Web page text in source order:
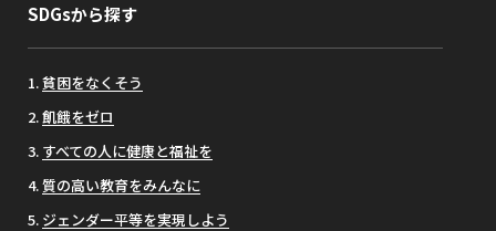
SDGsから探す
貧困をなくそう
飢餓をゼロ
すべての人に健康と福祉を
質の高い教育をみんなに
ジェンダー平等を実現しよう